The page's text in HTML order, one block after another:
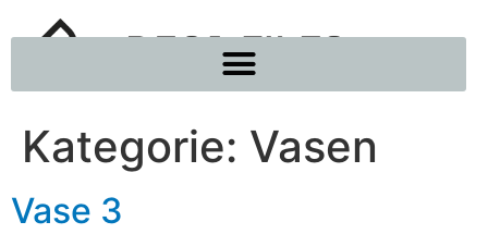
Kategorie: Vasen
Vase 3